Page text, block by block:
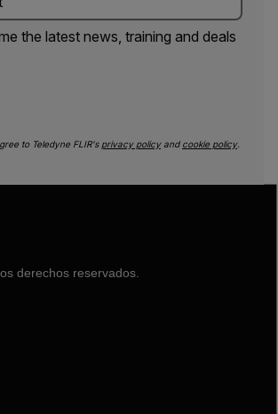
the latest news, training and deals
to Teledyne FLIR's privacy policyand cookie policy.
derechos reservados.